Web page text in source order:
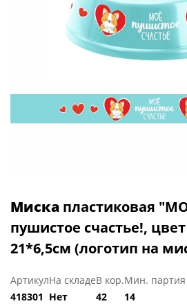
Миска пластиковая
пушистое счастье!,
21*6,5см (логотип на
Артикул
418301
На складе
Нет
В кор.
42
Мин. партия
14